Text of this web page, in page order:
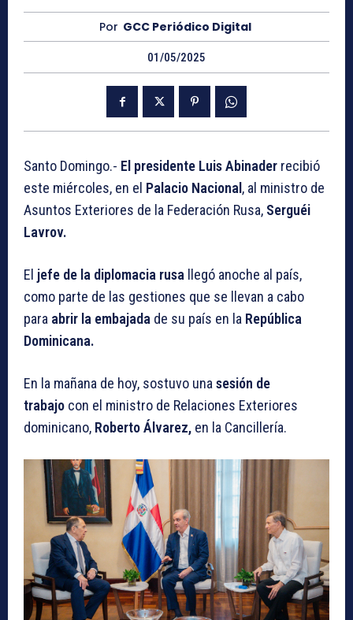
Por GCC Periódico Digital
01/05/2025
Santo Domingo.- El presidente Luis Abinader recibió
este miércoles, en el Palacio Nacional , al ministro de
Asuntos Exteriores de la Federación Rusa, Serguéi
Lavrov.
El jefe de la diplomacia rusa llegó anoche al país,
como parte de las gestiones que se llevan a cabo
para abrir la embajada de su país en la República
Dominicana.
En la mañana de hoy, sostuvo una sesión de
trabajo con el ministro de Relaciones Exteriores
dominicano, Roberto Álvarez, en la Cancillería.